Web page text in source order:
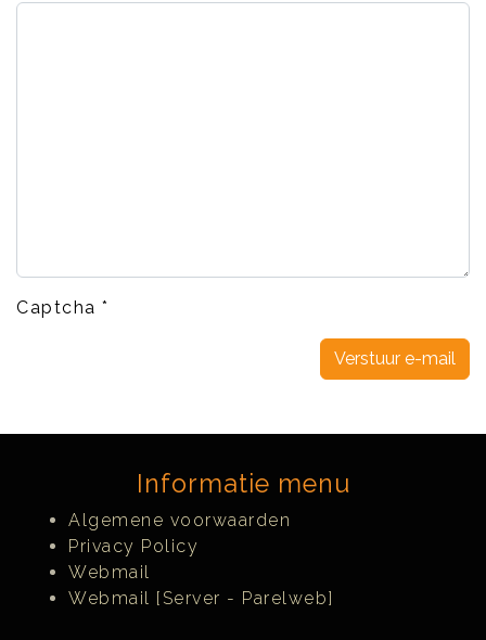
Captcha *
Verstuur e-mail
Informatie menu
Algemene voorwaarden
Privacy Policy
Webmail
Webmail [Server - Parelweb]